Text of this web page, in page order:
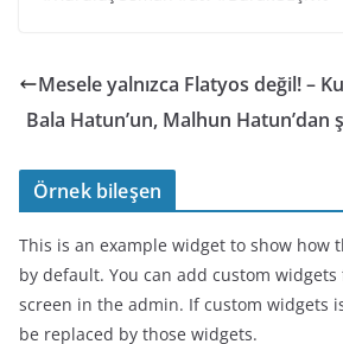
Mesele yalnızca Flatyos değil! –
Bala Hatun’un, Malhun Hatun’dan
Örnek bileşen
This is an example widget to show how
by default. You can add custom
screen in the admin. If custom widgets
be replaced by those widgets.